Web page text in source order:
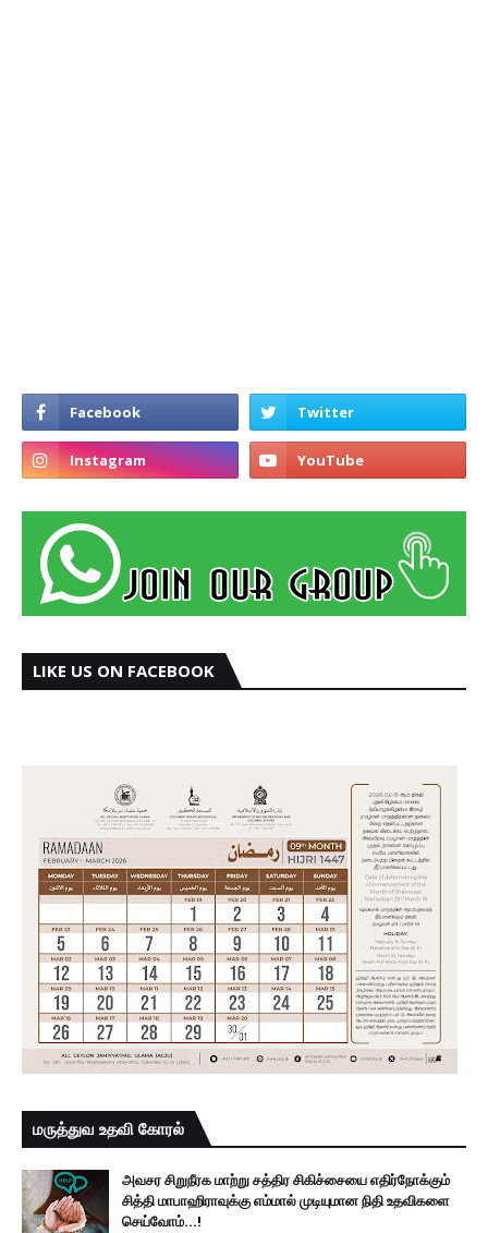
LIKE US ON FACEBOOK
மருத்துவ உதவி கோரல்
அவசர சிறுநீரக மாற்று சத்திர சிகிச்சையை எதிர்நோக்கும்
சித்தி மாபாஹிராவுக்கு எம்மால் முடியுமான நிதி உதவிகளை
செய்வோம்...!